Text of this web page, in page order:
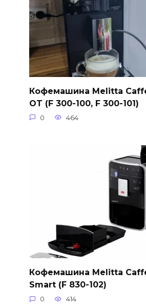
Кофемашина Melitta
OT (F 300-100, F 300-101)
0 464
Кофемашина Melitta
Smart (F 830-102)
0 414